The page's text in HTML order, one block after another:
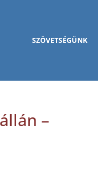
SZÖVETSÉGÜNK
–